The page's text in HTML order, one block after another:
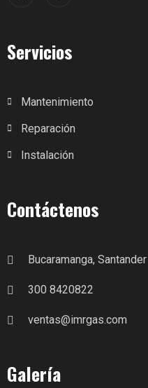
Servicios
Mantenimiento
Reparación
Instalación
Contáctenos
Bucaramanga, Santander
300 8420822
ventas@imrgas.com
Galería